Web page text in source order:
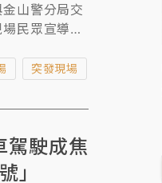
山警分局交
民眾宣導
才是回家唯
樂。
突發現場
駕駛成焦
」